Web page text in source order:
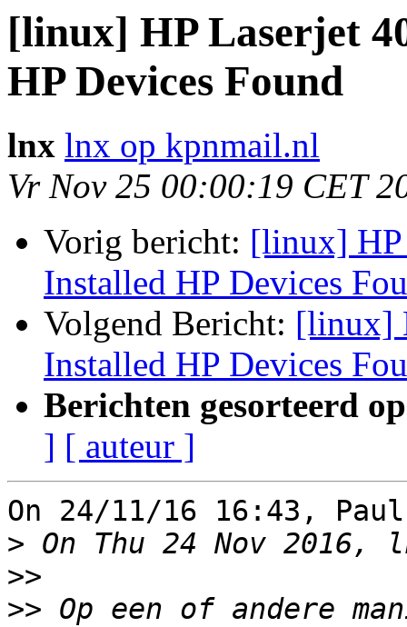
[linux] HP Laserjet
HP Devices Found
lnx lnx op kpnmail.nl
Vr Nov 25 00:00:19 CET
Vorig bericht: [linux] HP
Installed HP Devices
Volgend Bericht: [linux]
Installed HP Devices
Berichten gesorteerd
] [ auteur ]
On 24/11/16 16:43,
>
>>
>> Op een of andere